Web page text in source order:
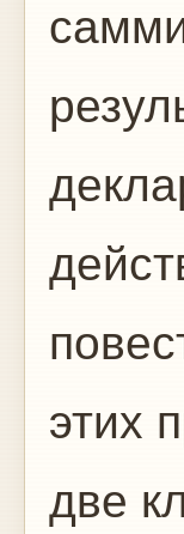
этих
две